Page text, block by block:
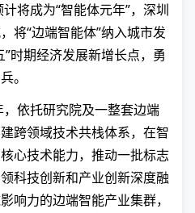
将成为“智能体元年”，深圳
将“边端智能体”纳入城市发
时期经济发展新增长点，勇
。
依托研究院及一整套边端
跨领域技术共栈体系，在智
心技术能力，推动一批标志
科技创新和产业创新深度融
响力的边端智能产业集群，